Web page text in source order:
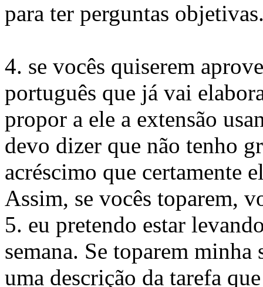
para ter perguntas
4. se vocês quiserem
português que já vai
propor a ele a extensão
devo dizer que não tenho
acréscimo que certamente
Assim, se vocês toparem,
5. eu pretendo estar
semana. Se toparem
uma descrição da tarefa